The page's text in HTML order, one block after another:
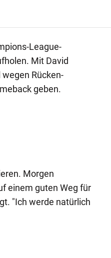
League-
Mit David
Rücken-
geben.
Morgen
einem guten Weg für
"Ich werde natürlich